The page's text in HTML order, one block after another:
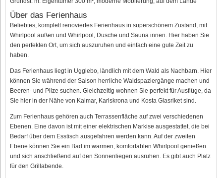
Über das Ferienhaus
Beliebtes, komplett renoviertes Ferienhaus in superschönem Zustand, mit
Whirlpool außen und Whirlpool, Dusche und Sauna innen. Hier haben Sie
den perfekten Ort, um sich auszuruhen und einfach eine gute Zeit zu
haben.
Das Ferienhaus liegt in Ugglebo, ländlich mit dem Wald als Nachbarn. Hier
können Sie während der Saison herrliche Waldspaziergänge machen und
Beeren- und Pilze suchen. Gleichzeitig wohnen Sie perfekt für Ausflüge, da
Sie hier in der Nähe von Kalmar, Karlskrona und Kosta Glasriket sind.
Zum Ferienhaus gehören auch Terrassenfläche auf zwei verschiedenen
Ebenen. Eine davon ist mit einer elektrischen Markise ausgestattet, die bei
Bedarf über dem Esstisch ausgefahren werden kann. Auf der zweiten
Ebene können Sie ein Bad im warmen, komfortablen Whirlpool genießen
und sich anschließend auf den Sonnenliegen ausruhen. Es gibt auch Platz
für den Grillabende.